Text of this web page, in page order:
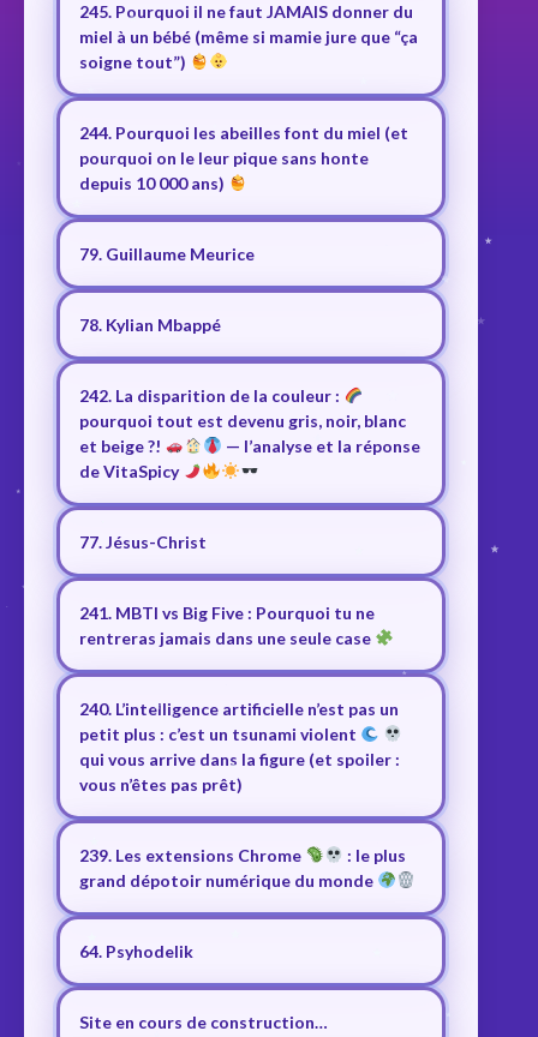
245. Pourquoi il ne faut JAMAIS donner du
miel à un bébé (même si mamie jure que “ça
soigne tout”)
244. Pourquoi les abeilles font du miel (et
pourquoi on le leur pique sans honte
depuis 10 000 ans)
79. Guillaume Meurice
78. Kylian Mbappé
242. La disparition de la couleur :
pourquoi tout est devenu gris, noir, blanc
et beige ?!
— l’analyse et la réponse
de VitaSpicy
77. Jésus-Christ
241. MBTI vs Big Five : Pourquoi tu ne
rentreras jamais dans une seule case
240. L’intelligence artificielle n’est pas un
petit plus : c’est un tsunami violent
qui vous arrive dans la figure (et spoiler :
vous n’êtes pas prêt)
239. Les extensions Chrome
: le plus
grand dépotoir numérique du monde
64. Psyhodelik
Site en cours de construction…